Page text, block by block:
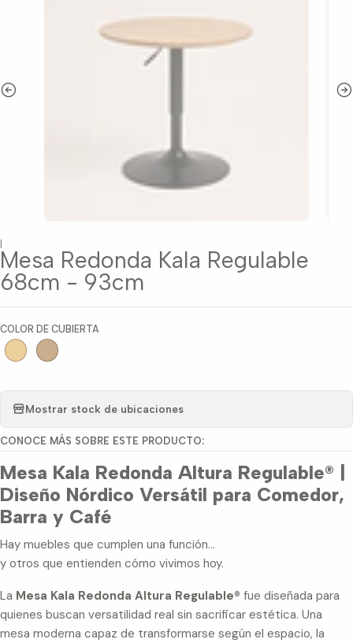
|
Mesa Redonda Kala Regulable
68cm - 93cm
COLOR DE CUBIERTA
Mostrar stock de ubicaciones
CONOCE MÁS SOBRE ESTE PRODUCTO:
Mesa Kala Redonda Altura Regulable® |
Diseño Nórdico Versátil para Comedor,
Barra y Café
Hay muebles que cumplen una función…
y otros que entienden cómo vivimos hoy.
La Mesa Kala Redonda Altura Regulable® fue diseñada para
quienes buscan versatilidad real sin sacrificar estética. Una
mesa moderna capaz de transformarse según el espacio, la